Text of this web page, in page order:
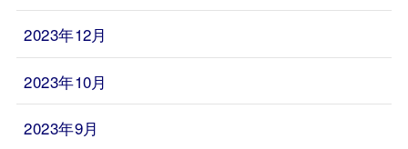
2023年12月
2023年10月
2023年9月